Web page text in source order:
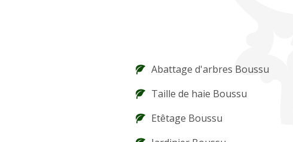
Abattage d'arbres Boussu
Taille de haie Boussu
Etêtage Boussu